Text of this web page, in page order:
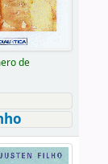
de